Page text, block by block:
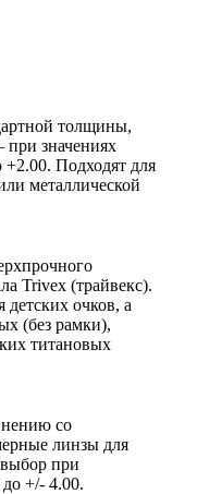
толщины,
значениях
Подходят для
металлической
Trivex (трайвекс).
детских очков, а
(без рамки),
титановых
со
линзы для
при
+/- 4.00.